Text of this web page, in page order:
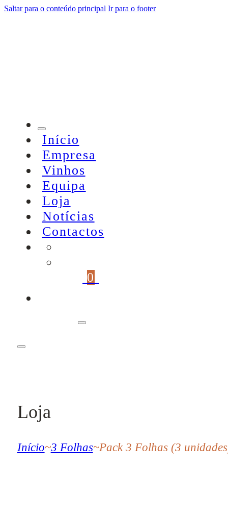
Saltar para o conteúdo principal Ir para o footer
Início
Empresa
Vinhos
Equipa
Loja
Notícias
Contactos
0
Loja
Início~3 Folhas~Pack 3 Folhas (3